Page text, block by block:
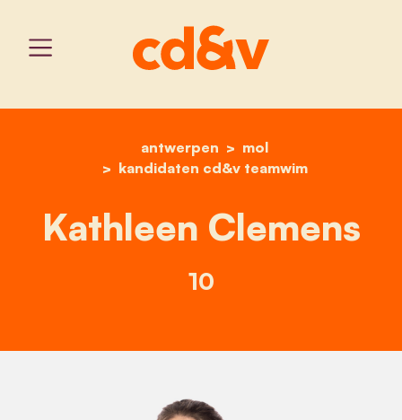
home
antwerpen
mol
kandidaten cd&v teamwim
kathleen clemens
Kathleen Clemens
10